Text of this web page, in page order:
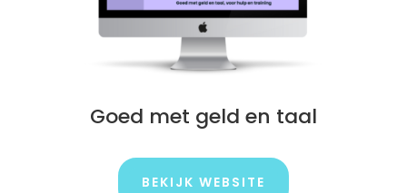
Goed met geld en taal
BEKIJK WEBSITE